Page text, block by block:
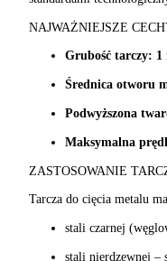
NAJWAŻNIEJSZE
Grubość tarczy: 1
Średnica otworu
Podwyższona
Maksymalna
ZASTOSOWANIE
Tarcza do cięcia metalu
stali czarnej
stali nierdzewnej –